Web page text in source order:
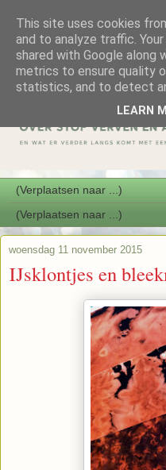
woensdag 11 november 2015
IJsklontjes en
This site uses cookies
and to analyze traffic.
shared with Google along
metrics to ensure quality
statistics, and to detect
LEARN